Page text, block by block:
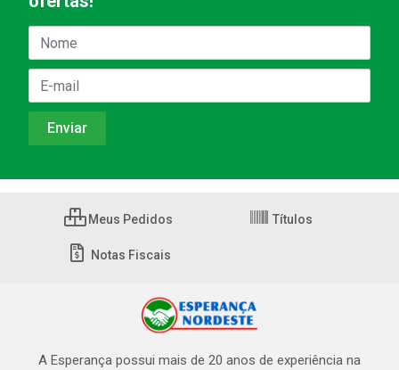
Meus Pedidos Títulos
Notas Fiscais
A Esperança possui mais de 20 anos de experiência na